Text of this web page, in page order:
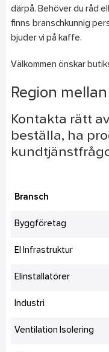
därpå. Behöver du råd
finns branschkunnig
bjuder vi på kaffe.
Välkommen önskar
Region mellan
Kontakta rätt
beställa, ha
Bransch
Byggföretag
El Infrastruktur
Elinstallatörer
Industri
Ventilation Isolering